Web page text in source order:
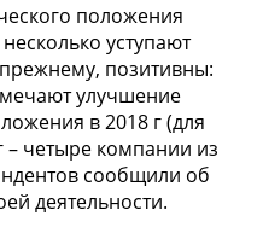
положения
уступают
позитивны:
улучшение
в 2018 г (для
– четыре компании из
сообщили об
деятельности.